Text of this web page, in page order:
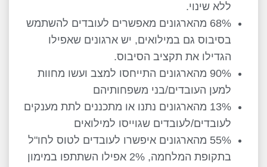
ללא שינוי.
68% מהארגונים מאפשרים לעובדים להשתמש
בסיבוס גם במילואים, יש ארגונים שאפילו
הגדילו את תקציב הסיבוס.
90% מהארגונים התייחסו למצב ועשו מחוות
למען העובדים/בני משפחותיהם
13% מהארגונים נתנו או מתכננים לתת מענקים
לעובדים/לעובדים שגוייסו למילואים
55% מהארגונים איפשרו לעובדים לטוס לחו"ל
בתקופת המלחמה, 2% אפילו השתתפו במימון